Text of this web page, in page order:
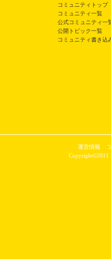
コミュニティトップ
コミュニティ一覧
公式コミュニティ一
公開トピック一覧
コミュニティ書き込
運営情報
Copyright©2011